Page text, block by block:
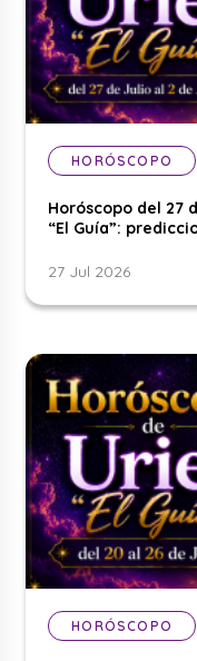
HORÓSCOPO
Horóscopo del 27
“El Guía”:
27 Jul 2026
HORÓSCOPO